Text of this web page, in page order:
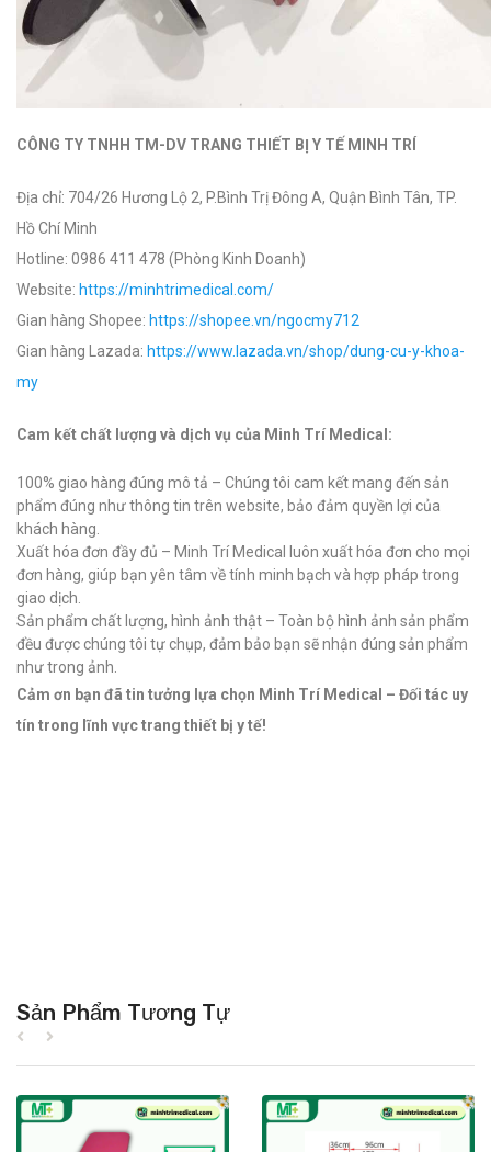
CÔNG TY TNHH TM-DV TRANG THIẾT BỊ Y TẾ MINH TRÍ
Địa chỉ: 704/26 Hương Lộ 2, P.Bình Trị Đông A, Quận Bình Tân, TP.
Hồ Chí Minh
Hotline: 0986 411 478 (Phòng Kinh Doanh)
Website: https://minhtrimedical.com/
Gian hàng Shopee: https://shopee.vn/ngocmy712
Gian hàng Lazada: https://www.lazada.vn/shop/dung-cu-y-khoa-
my
Cam kết chất lượng và dịch vụ của Minh Trí Medical:
100% giao hàng đúng mô tả – Chúng tôi cam kết mang đến sản
phẩm đúng như thông tin trên website, bảo đảm quyền lợi của
khách hàng.
Xuất hóa đơn đầy đủ – Minh Trí Medical luôn xuất hóa đơn cho mọi
đơn hàng, giúp bạn yên tâm về tính minh bạch và hợp pháp trong
giao dịch.
Sản phẩm chất lượng, hình ảnh thật – Toàn bộ hình ảnh sản phẩm
đều được chúng tôi tự chụp, đảm bảo bạn sẽ nhận đúng sản phẩm
như trong ảnh.
Cảm ơn bạn đã tin tưởng lựa chọn Minh Trí Medical – Đối tác uy
tín trong lĩnh vực trang thiết bị y tế!
Sản Phẩm Tương Tự